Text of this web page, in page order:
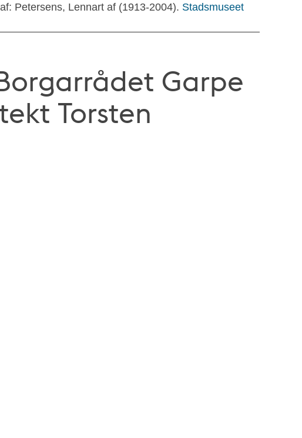
Petersens, Lennart af (1913-2004). Stadsmuseet
Garpe
Torsten